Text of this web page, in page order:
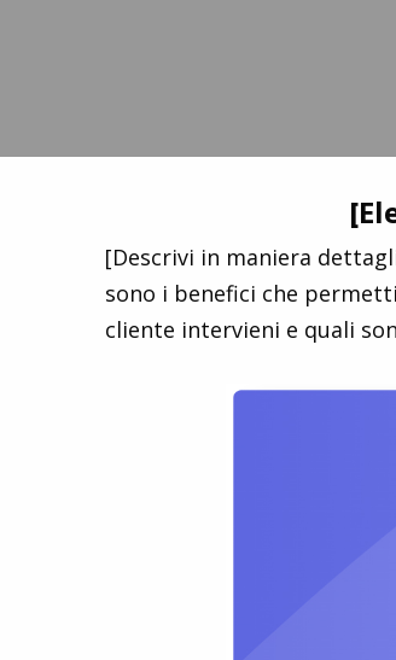
[Descrivi in maniera
sono i benefici che
cliente intervieni e quali